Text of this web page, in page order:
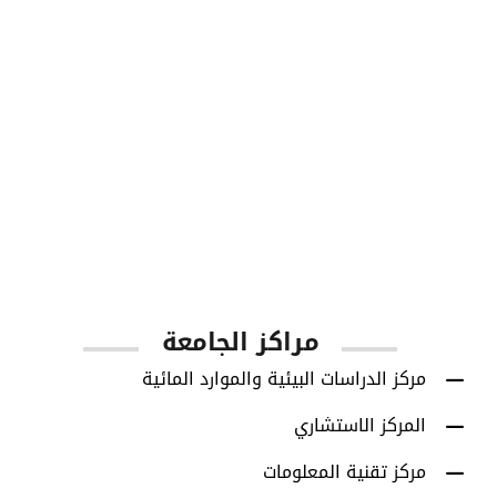
مراكز الجامعة
مركز الدراسات البيئية والموارد المائية
المركز الاستشاري
مركز تقنية المعلومات